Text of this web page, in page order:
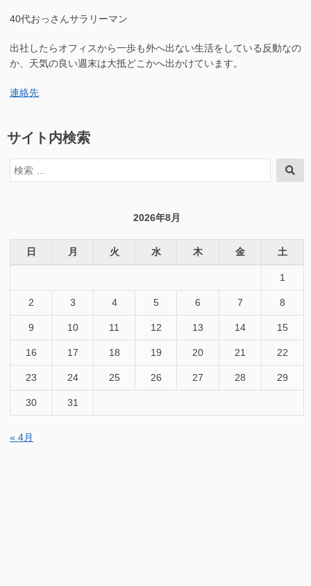
40代おっさんサラリーマン
出社したらオフィスから一歩も外へ出ない生活をしている反動なの
か、天気の良い週末は大抵どこかへ出かけています。
連絡先
サイト内検索
検
索
索
2026年8月
日 月 火 水 木 金 土
1
2 3 4 5 6 7 8
9 10 11 12 13 14 15
16 17 18 19 20 21 22
23 24 25 26 27 28 29
30 31
« 4月